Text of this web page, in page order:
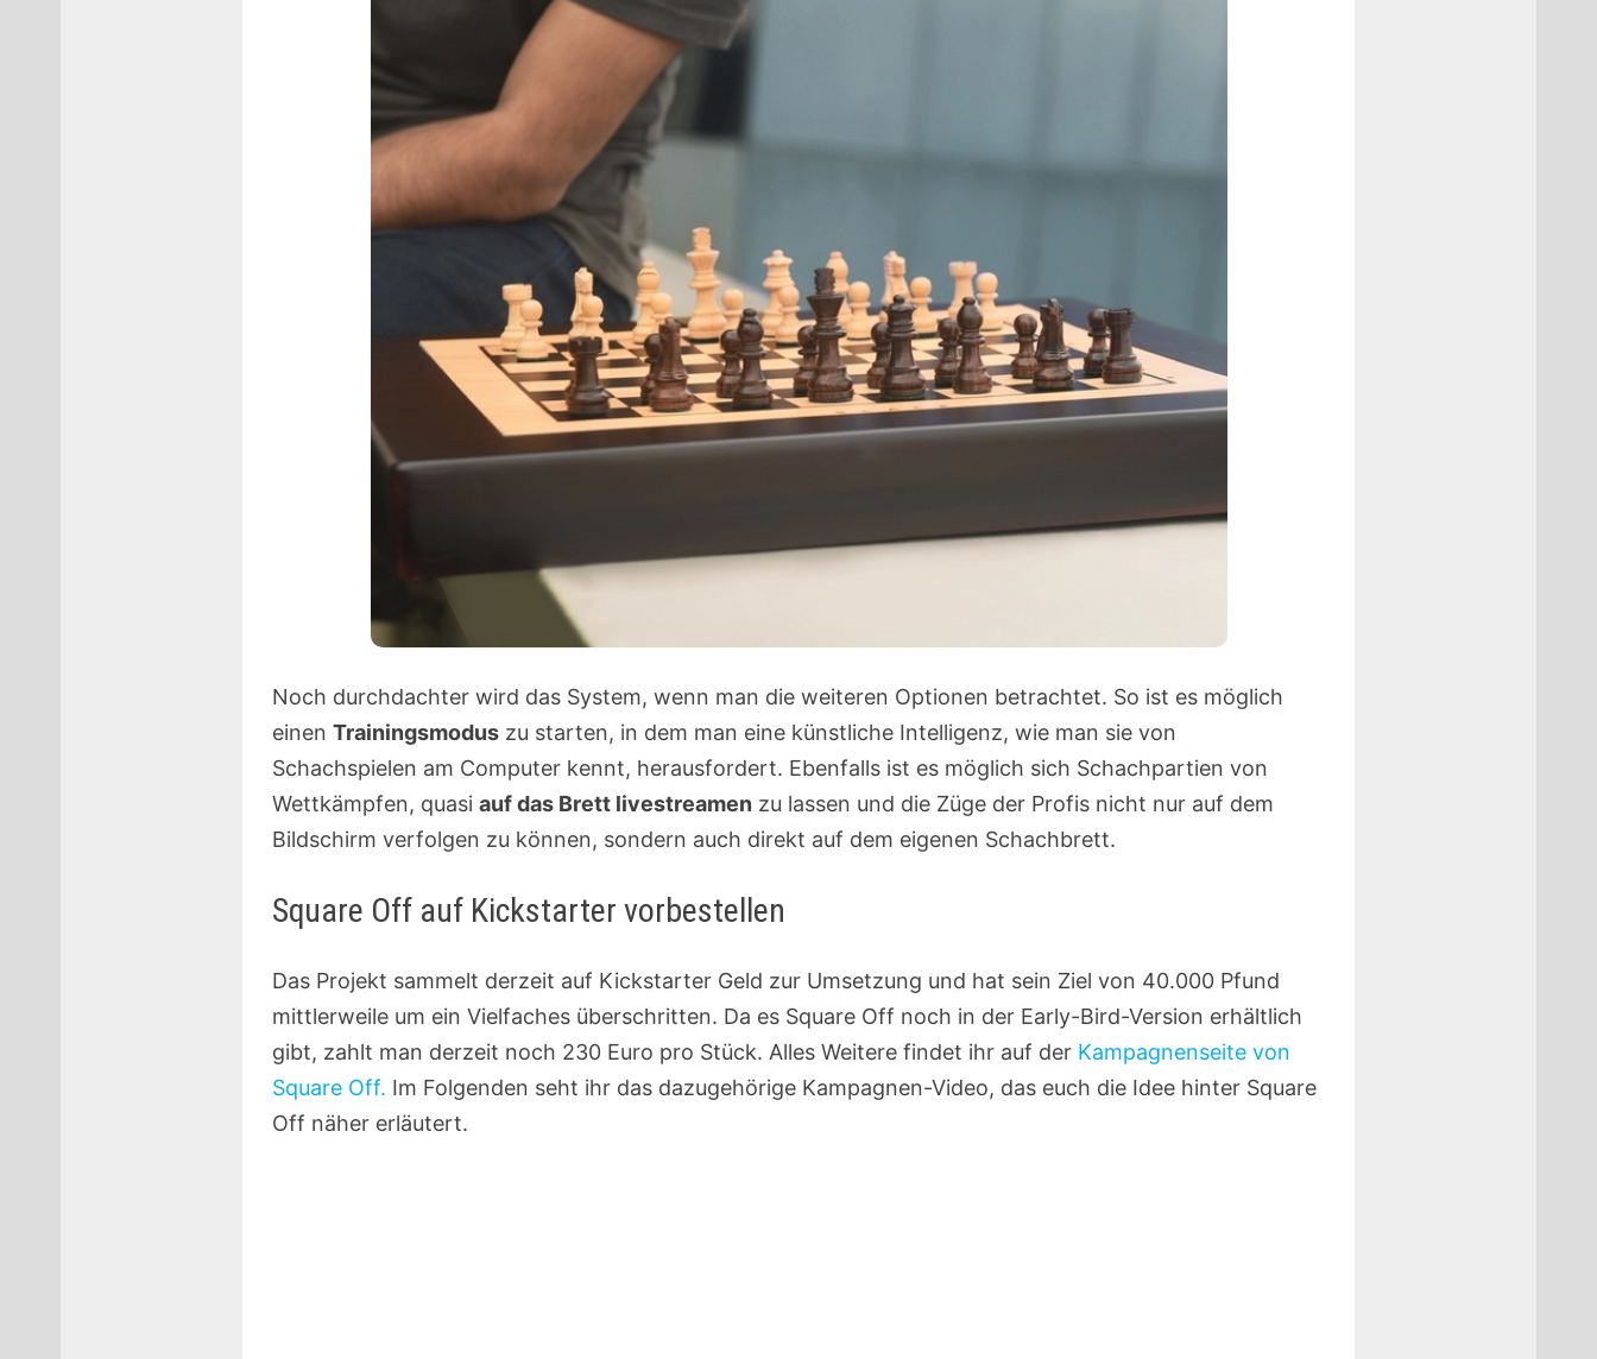
Noch durchdachter wird das System, wenn man die weiteren Optionen betrachtet. So ist es möglich
einen Trainingsmoduszu starten, in dem man eine künstliche Intelligenz, wie man sie von
Schachspielen am Computer kennt, herausfordert. Ebenfalls ist es möglich sich Schachpartien von
Wettkämpfen, quasi auf das Brett livestreamen zu lassen und die Züge der Profis nicht nur auf dem
Bildschirm verfolgen zu können, sondern auch direkt auf dem eigenen Schachbrett.
Square Off auf Kickstarter vorbestellen
Das Projekt sammelt derzeit auf Kickstarter Geld zur Umsetzung und hat sein Ziel von 40.000 Pfund
mittlerweile um ein Vielfaches überschritten. Da es Square Off noch in der Early-Bird-Version erhältlich
gibt, zahlt man derzeit noch 230 Euro pro Stück. Alles Weitere findet ihr auf derKampagnenseite von
Square Off. Im Folgenden seht ihr das dazugehörige Kampagnen-Video, das euch die Idee hinter Square
Off näher erläutert.